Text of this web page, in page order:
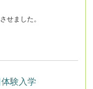
せました。
験入学